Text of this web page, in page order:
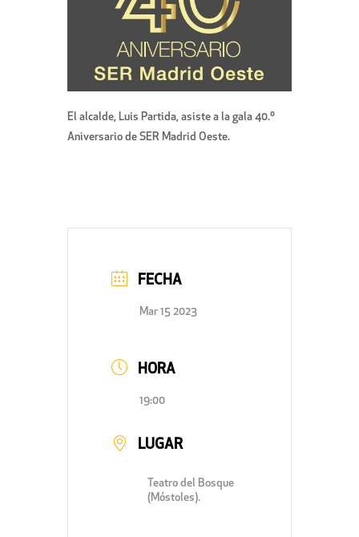
El alcalde, Luis Partida, asiste a la gala 40.º
Aniversario de SER Madrid Oeste.
FECHA
Mar 15 2023
HORA
19:00
LUGAR
Teatro del Bosque
(Móstoles).